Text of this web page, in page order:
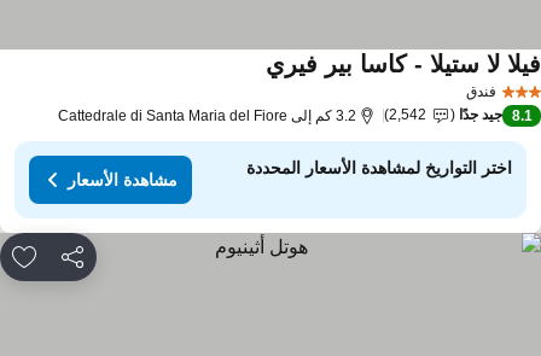
فندق
لا ستيلا - كاسا بير فيري
8.1 جيد جدًا 2,542 3.2 كم إلى Cattedrale di Santa Maria del Fiore
اختر التواريخ لمشاهدة الأسعار المحددة
مشاهدة الأسعار
مشاركة